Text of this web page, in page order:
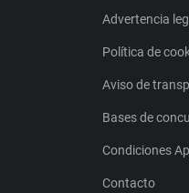
Advertencia
Política de
Aviso de
Bases de
Condiciones
Contacto